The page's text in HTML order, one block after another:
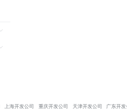
上海开发公司 重庆开发公司 天津开发公司 广东开发